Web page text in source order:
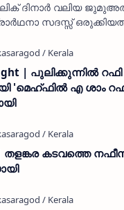
ദിനാർ വലിയ
സദസ്സ്
| പുലിക്കുന്നിൽ
'മെഹ്ഫിൽ എ ശാം
തളങ്കര കടവത്തെ